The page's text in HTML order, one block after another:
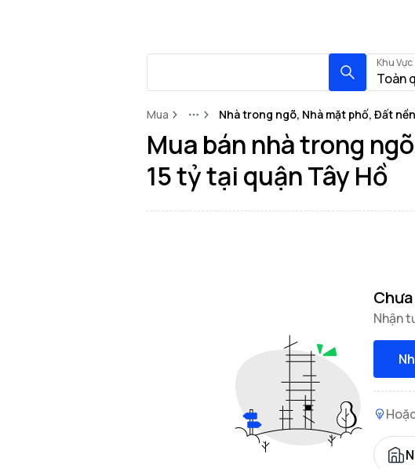
Khu Vực
Toàn
Mua MoreNhà trong ngõ, Nhà mặt phố, Đất
Mua bán nhà trong
15 tỷ tại quận Tây Hồ
Nhận